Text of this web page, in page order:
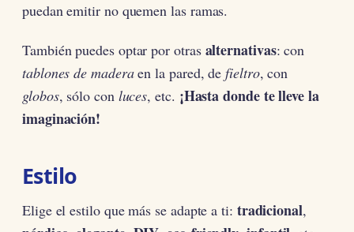
puedan emitir no quemen las ramas.
También puedes optar por otras alternativas: con
tablones de maderaen la pared, defieltro, con
globos, sólo con luces, etc. ¡Hasta donde te lleve la
imaginación!
Estilo
Elige el estilo que más se adapte a ti: tradicional,